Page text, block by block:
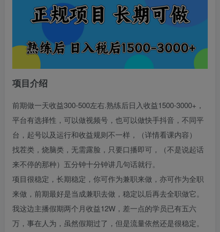
项目介绍
前期做一天收益300-500左右.熟练后日入收益1500-3000+，
平台有选择性，可以做视频号，也可以做快手抖音，不同平
台，起号以及运行和收益规则不一样，（详情看课内容）
找茬类，烧脑类，无需露脸，只要口播即可，（不是说起话
来不停的那种）五分钟十分钟讲几句话就行。
项目很稳定，长期稳定，你可作为兼职来做，亦可作为全职
来做，前期最好是当成兼职去做，稳定以后再去全职做它。
我这边主播假期两个月收益12W，差一点的学员已有五六
万，事在人为，虽然假期过了，但是流量依然还是很稳定。